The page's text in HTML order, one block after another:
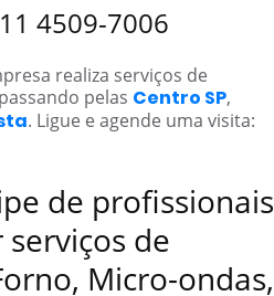
4509-7006
realiza serviços de
pelas Centro SP,
. Ligue e agende uma visita:
de profissionais
de
Micro-ondas,